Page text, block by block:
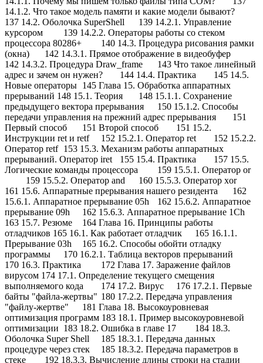
14.1.2. Что такое модель памяти и какие модели бывают?
137 14.2. Оболочка SuperShell
139 14.2.1. Управление
курсором
139 14.2.2. Операторы работы со стеком
процессора 80286+
140 14.3. Процедура рисования рамки
(окна)
142 14.3.1. Прямое отображение в видеобуфер
142 14.3.2. Процедура Draw_frame
143 Что такое линейный
адрес и зачем он нужен?
144 14.4. Практика
145 14.5.
Новые операторы 145 Глава 15. Обработка аппаратных
прерываний 148 15.1. Теория
148 15.1.1. Сохранение
предыдущего вектора прерывания
150 15.1.2. Способы
передачи управления на прежний адрес прерывания
151
Первый способ
151 Второй способ
151 15.2.
Инструкции ret и retf
152 15.2.1. Оператор ret
152 15.2.2.
Оператор retf 153 15.3. Механизм работы аппаратных
прерываний. Оператор iret
155 15.4. Практика
157 15.5.
Логические команды процессора
159 15.5.1. Оператор or
159 15.5.2. Оператор and
160 15.5.3. Оператор xor
161 15.6. Аппаратные прерывания нашего резидента
162
15.6.1. Аппаратное прерывание 05h
162 15.6.2. Аппаратное
прерывание 09h
162 15.6.3. Аппаратное прерывание 1Ch
163 15.7. Резюме
164 Глава 16. Принципы работы
отладчиков 165 16.1. Как работает отладчик
165 16.1.1.
Прерывание 03h
165 16.2. Способы обойти отладку
программы
170 16.2.1. Таблица векторов прерываний
170 16.3. Практика
172 Глава 17. Заражение файлов
вирусом 174 17.1. Определение текущего смещения
выполняемого кода
174 17.2. Вирус
176 17.2.1. Первые
байты "файла-жертвы" 180 17.2.2. Передача управления
"файлу-жертве"
181 Глава 18. Высокоуровневая
оптимизация программ 183 18.1. Пример высокоуровневой
оптимизации 183 18.2. Ошибка в главе 17
184 18.3.
Оболочка Super Shell
185 18.3.1. Передача данных
процедуре через стек
185 18.3.2. Передача параметров в
стеке
192 18.3.3. Вычисление длины строки на стадии